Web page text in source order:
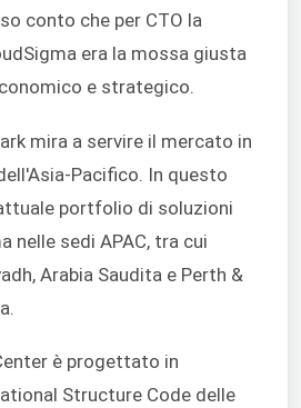
conto che per CTO la
era la mossa giusta
e strategico.
mira a servire il mercato in
Pacifico. In questo
portfolio di soluzioni
nelle sedi APAC, tra cui
Arabia Saudita e Perth &
è progettato in
Structure Code delle